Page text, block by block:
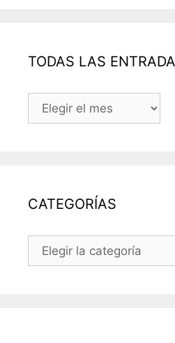
TODAS LAS
TODAS
CATEGORÍAS
CATEGORÍAS